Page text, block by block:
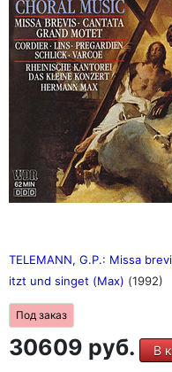
TELEMANN, G.P.: Missa
itzt und singet (Max) (1992)
Под заказ
30609 руб. В